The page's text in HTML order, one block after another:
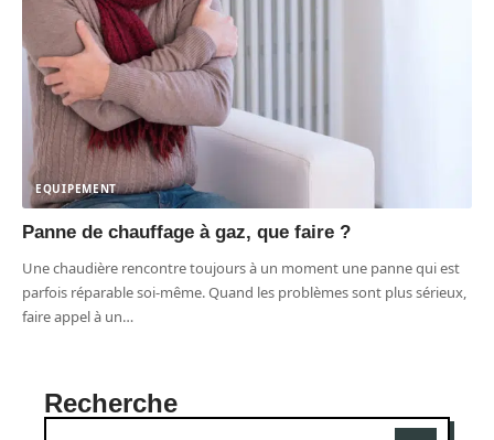
EQUIPEMENT
Panne de chauffage à gaz, que faire ?
Une chaudière rencontre toujours à un moment une panne qui est
parfois réparable soi-même. Quand les problèmes sont plus sérieux,
faire appel à un…
Recherche